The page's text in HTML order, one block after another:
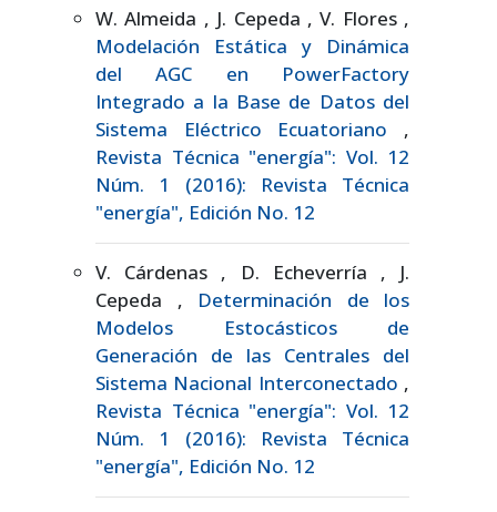
W. Almeida , J. Cepeda , V. Flores ,
Modelación Estática y Dinámica
del AGC en PowerFactory
Integrado a la Base de Datos del
Sistema Eléctrico Ecuatoriano ,
Revista Técnica "energía": Vol. 12
Núm. 1 (2016): Revista Técnica
"energía", Edición No. 12
V. Cárdenas , D. Echeverría , J.
Cepeda , Determinación de los
Modelos Estocásticos de
Generación de las Centrales del
Sistema Nacional Interconectado ,
Revista Técnica "energía": Vol. 12
Núm. 1 (2016): Revista Técnica
"energía", Edición No. 12